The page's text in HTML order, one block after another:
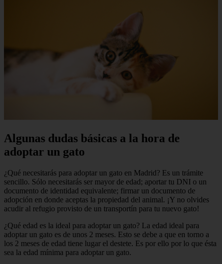
Algunas dudas básicas a la hora de
adoptar un gato
¿Qué necesitarás para adoptar un gato en Madrid? Es un trámite
sencillo. Sólo necesitarás ser mayor de edad; aportar tu DNI o un
documento de identidad equivalente; firmar un documento de
adopción en donde aceptas la propiedad del animal. ¡Y no olvides
acudir al refugio provisto de un transportín para tu nuevo gato!
¿Qué edad es la ideal para adoptar un gato? La edad ideal para
adoptar un gato es de unos 2 meses. Esto se debe a que en torno a
los 2 meses de edad tiene lugar el destete. Es por ello por lo que ésta
sea la edad mínima para adoptar un gato.